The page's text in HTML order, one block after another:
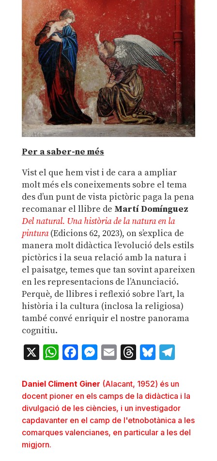
Per a saber-ne més
Vist el que hem vist i de cara a ampliar
molt més els coneixements sobre el tema
des d’un punt de vista pictòric paga la pena
recomanar el llibre de Martí Domínguez
Del natural. Una història de la natura en la
pintura(Edicions 62, 2023), on s’explica de
manera molt didàctica l’evolució dels estils
pictòrics i la seua relació amb la natura i
el paisatge, temes que tan sovint apareixen
en les representacions de l’Anunciació.
Perquè, de llibres i reflexió sobre l’art, la
història i la cultura (inclosa la religiosa)
també convé enriquir el nostre panorama
cognitiu.
X WhatsApp
Facebook
Messenger
EmailThreads
Bluesky
Daniel Climent Giner (Alacant, 1952) és un
docent pioner en els camps de la didàctica i la
divulgació de les ciències, i un investigador
capdavanter en el camp de l'etnobotànica a les
comarques valencianes, en particular a les del
migjorn.